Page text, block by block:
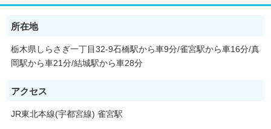
所在地
栃木県しらさぎ一丁目32-9石橋駅から車9分/雀宮駅から車16分/真
岡駅から車21分/結城駅から車28分
アクセス
JR東北本線(宇都宮線) 雀宮駅